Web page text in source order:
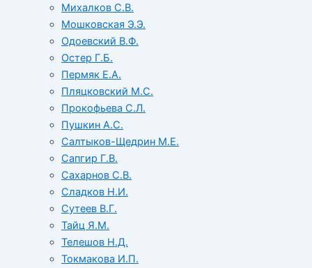
Михалков С.В.
Мошковская Э.Э.
Одоевский В.Ф.
Остер Г.Б.
Пермяк Е.А.
Пляцковский М.С.
Прокофьева С.Л.
Пушкин А.С.
Салтыков-Щедрин М.Е.
Сапгир Г.В.
Сахарнов С.В.
Сладков Н.И.
Сутеев В.Г.
Тайц Я.М.
Телешов Н.Д.
Токмакова И.П.